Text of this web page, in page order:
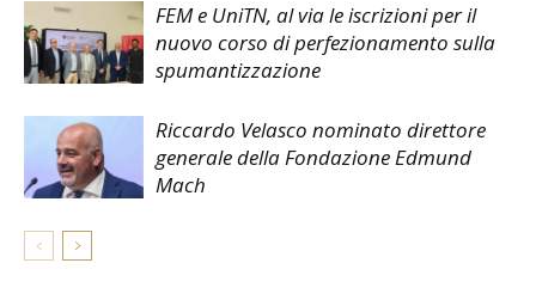
FEM e UniTN, al via le iscrizioni per il
nuovo corso di perfezionamento sulla
spumantizzazione
Riccardo Velasco nominato direttore
generale della Fondazione Edmund
Mach